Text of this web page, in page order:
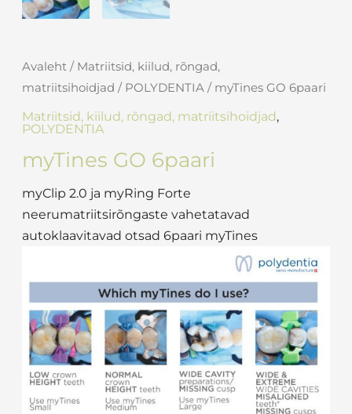
Avaleht / Matriitsid, kiilud, rõngad,
matriitsihoidjad / POLYDENTIA / myTines GO 6paari
Matriitsid, kiilud, rõngad, matriitsihoidjad,
POLYDENTIA
myTines GO 6paari
myClip 2.0 ja myRing Forte
neerumatriitsirõngaste vahetatavad
autoklaavitavad otsad 6paari myTines